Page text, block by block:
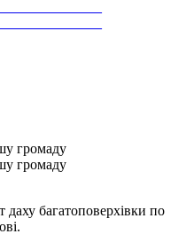
громаду
громаду
багатоповерхівки по